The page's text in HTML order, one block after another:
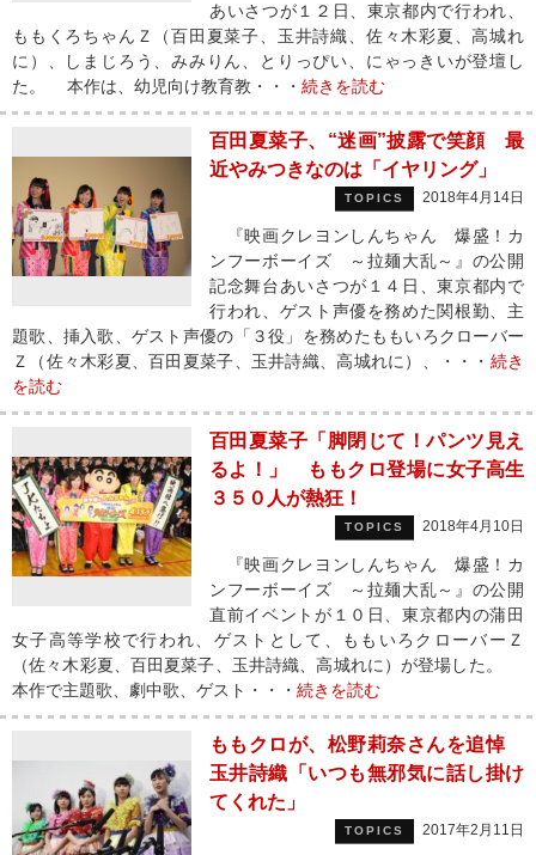
あいさつが１２日、東京都内で行われ、
ももくろちゃんＺ（百田夏菜子、玉井詩織、佐々木彩夏、高城れ
に）、しまじろう、みみりん、とりっぴい、にゃっきいが登壇し
た。 本作は、幼児向け教育教・・・ 続きを読む
百田夏菜子、“迷画”披露で笑顔 最
近やみつきなのは「イヤリング」
TOPICS 2018年4月14日
『映画クレヨンしんちゃん 爆盛！カ
ンフーボーイズ ～拉麺大乱～』の公開
記念舞台あいさつが１４日、東京都内で
行われ、ゲスト声優を務めた関根勤、主
題歌、挿入歌、ゲスト声優の「３役」を務めたももいろクローバー
Ｚ（佐々木彩夏、百田夏菜子、玉井詩織、高城れに）、・・・ 続き
を読む
百田夏菜子「脚閉じて！パンツ見え
るよ！」 ももクロ登場に女子高生
３５０人が熱狂！
TOPICS 2018年4月10日
『映画クレヨンしんちゃん 爆盛！カ
ンフーボーイズ ～拉麺大乱～』の公開
直前イベントが１０日、東京都内の蒲田
女子高等学校で行われ、ゲストとして、ももいろクローバーＺ
（佐々木彩夏、百田夏菜子、玉井詩織、高城れに）が登場した。
本作で主題歌、劇中歌、ゲスト・・・ 続きを読む
ももクロが、松野莉奈さんを追悼
玉井詩織「いつも無邪気に話し掛け
てくれた」
TOPICS 2017年2月11日